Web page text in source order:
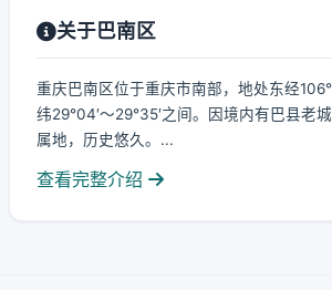
关于巴南区
重庆巴南区位于重庆市南部，地处东经
纬29°04′～29°35′之间。因境内有巴县老
属地，历史悠久。...
查看完整介绍